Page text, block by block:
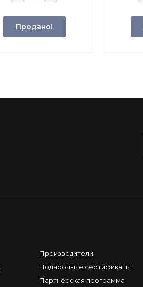
Продано!
Производители
Подарочные сертификаты
Партнёрская программа